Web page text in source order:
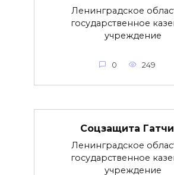
Ленинградское
государственное
учреждение
0 249
Соцзащита
Ленинградское
государственное
учреждение